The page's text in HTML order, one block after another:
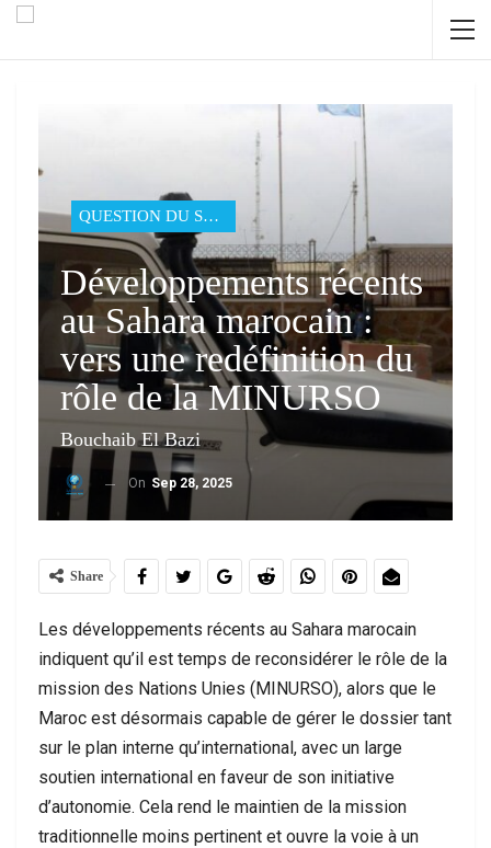
QUESTION DU SAHARA
Développements récents
au Sahara marocain :
vers une redéfinition du
rôle de la MINURSO
Bouchaib El Bazi
On Sep 28, 2025
Share
Les développements récents au Sahara marocain
indiquent qu’il est temps de reconsidérer le rôle de la
mission des Nations Unies (MINURSO), alors que le
Maroc est désormais capable de gérer le dossier tant
sur le plan interne qu’international, avec un large
soutien international en faveur de son initiative
d’autonomie. Cela rend le maintien de la mission
traditionnelle moins pertinent et ouvre la voie à un